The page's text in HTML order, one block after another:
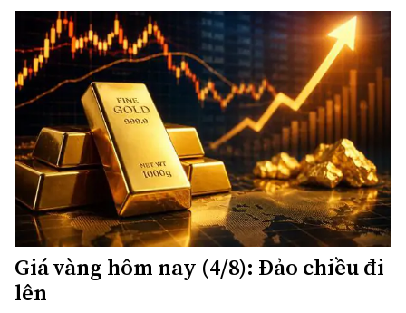
Giá vàng hôm nay (4/8): Đảo chiều đi
lên